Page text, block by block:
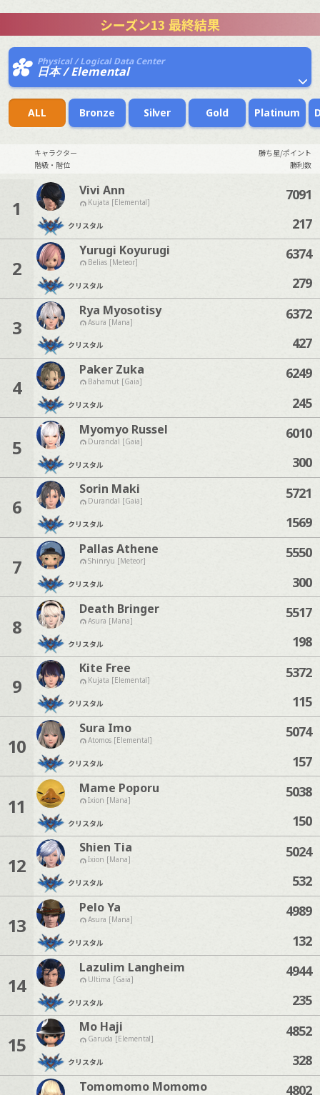
シーズン13 最終結果
Physical / Logical Data Center
日本 / Elemental
ALL Bronze Silver Gold Platinum
キャラクター
勝ち星/ポイント
階級・階位
勝利数
1
Vivi Ann
Kujata [Elemental]
クリスタル
7091
217
2
Yurugi Koyurugi
Belias [Meteor]
クリスタル
6374
279
3
Rya Myosotisy
Asura [Mana]
クリスタル
6372
427
4
Paker Zuka
Bahamut [Gaia]
クリスタル
6249
245
5
Myomyo Russel
Durandal [Gaia]
クリスタル
6010
300
6
Sorin Maki
Durandal [Gaia]
クリスタル
5721
1569
7
Pallas Athene
Shinryu [Meteor]
クリスタル
5550
300
8
Death Bringer
Asura [Mana]
クリスタル
5517
198
9
Kite Free
Kujata [Elemental]
クリスタル
5372
115
10
Sura Imo
Atomos [Elemental]
クリスタル
5074
157
11
Mame Poporu
Ixion [Mana]
クリスタル
5038
150
12
Shien Tia
Ixion [Mana]
クリスタル
5024
532
13
Pelo Ya
Asura [Mana]
クリスタル
4989
132
14
Lazulim Langheim
Ultima [Gaia]
クリスタル
4944
235
15
Mo Haji
Garuda [Elemental]
クリスタル
4852
328
Tomomomo Momomo
4802